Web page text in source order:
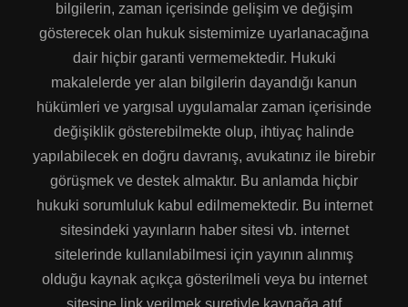
bilgilerin, zaman içerisinde gelişim ve değişim
gösterecek olan hukuk sistemimize uyarlanacağına
dair hiçbir garanti vermemektedir. Hukuki
makalelerde yer alan bilgilerin dayandığı kanun
hükümleri ve yargısal uygulamalar zaman içerisinde
değişiklik gösterebilmekte olup, ihtiyaç halinde
yapılabilecek en doğru davranış, avukatınız ile birebir
görüşmek ve destek almaktır. Bu anlamda hiçbir
hukuki sorumluluk kabul edilmemektedir. Bu internet
sitesindeki yayınların haber sitesi vb. internet
sitelerinde kullanılabilmesi için yayının alınmış
olduğu kaynak açıkça gösterilmeli veya bu internet